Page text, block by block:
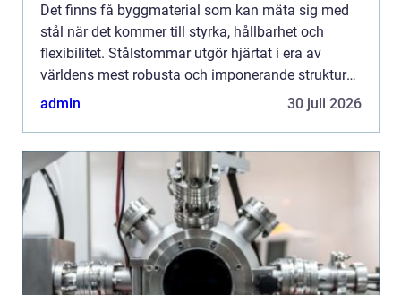
Det finns få byggmaterial som kan mäta sig med
stål när det kommer till styrka, hållbarhet och
flexibilitet. Stålstommar utgör hjärtat i era av
världens mest robusta och imponerande strukturer.
Denna a...
admin 30 juli 2026